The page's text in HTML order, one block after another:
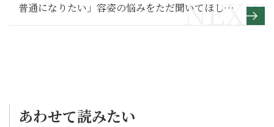
普通になりたい」容姿の悩みをただ聞いてほしか
った～その１～
あわせて読みたい